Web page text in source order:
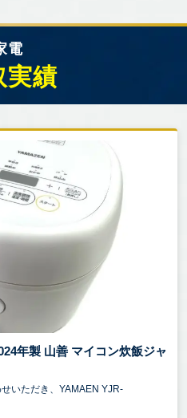
電
実績
年製 山善 マイコン炊飯ジャ
いただき、YAMAEN YJR-